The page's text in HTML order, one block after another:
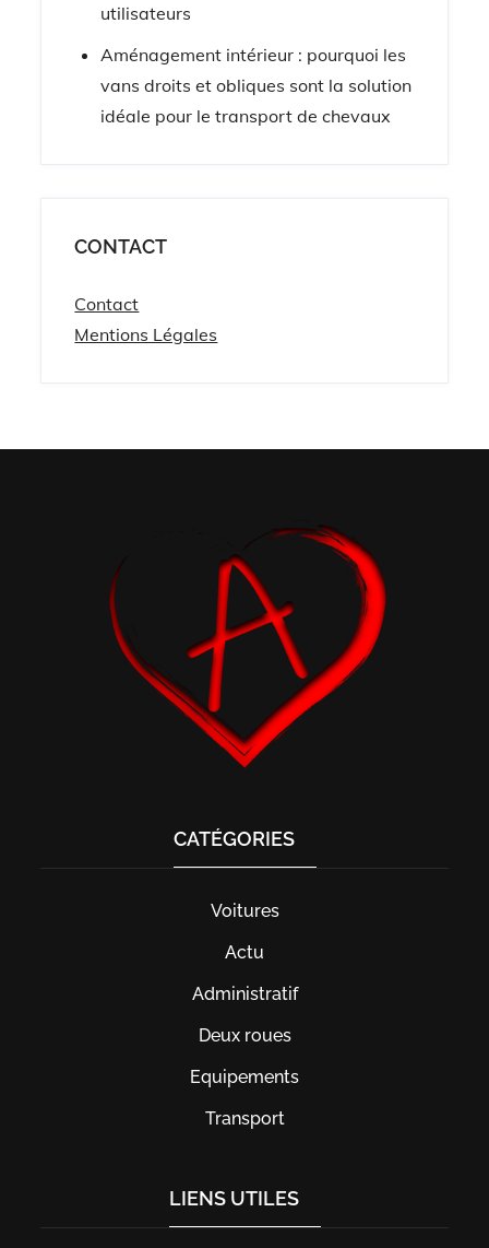
utilisateurs
Aménagement intérieur : pourquoi les
vans droits et obliques sont la solution
idéale pour le transport de chevaux
CONTACT
Contact
Mentions Légales
CATÉGORIES
Voitures
Actu
Administratif
Deux roues
Equipements
Transport
LIENS UTILES